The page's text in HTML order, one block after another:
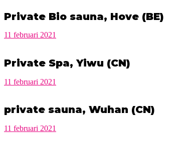
Private Bio sauna, Hove (BE)
11 februari 2021
Private Spa, Yiwu (CN)
11 februari 2021
private sauna, Wuhan (CN)
11 februari 2021